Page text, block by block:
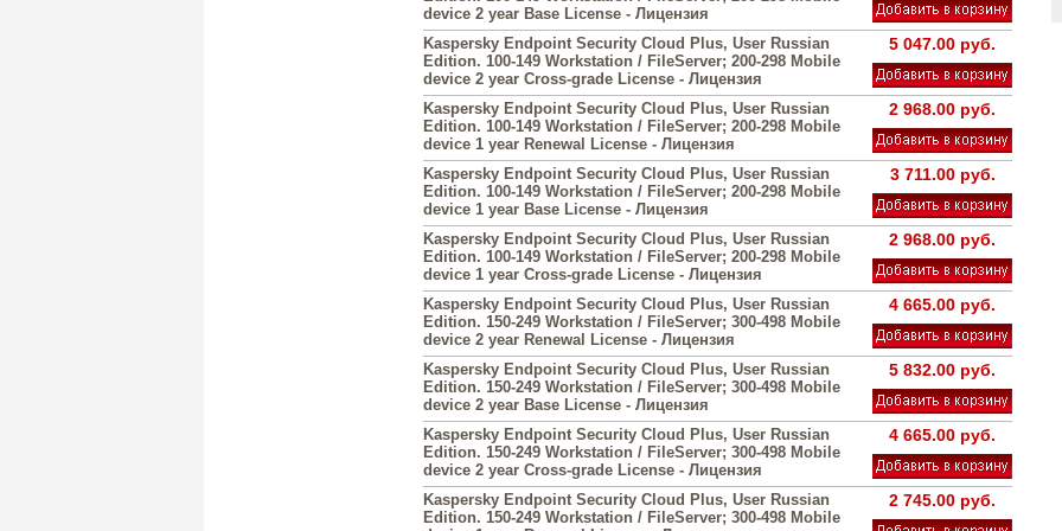
device 2 year Base License - Лицензия
Kaspersky Endpoint Security Cloud Plus, User Russian
Edition. 100-149 Workstation / FileServer; 200-298 Mobile
device 2 year Cross-grade License - Лицензия
5 047.00 руб.
Kaspersky Endpoint Security Cloud Plus, User Russian
Edition. 100-149 Workstation / FileServer; 200-298 Mobile
device 1 year Renewal License - Лицензия
2 968.00 руб.
Kaspersky Endpoint Security Cloud Plus, User Russian
Edition. 100-149 Workstation / FileServer; 200-298 Mobile
device 1 year Base License - Лицензия
3 711.00 руб.
Kaspersky Endpoint Security Cloud Plus, User Russian
Edition. 100-149 Workstation / FileServer; 200-298 Mobile
device 1 year Cross-grade License - Лицензия
2 968.00 руб.
Kaspersky Endpoint Security Cloud Plus, User Russian
Edition. 150-249 Workstation / FileServer; 300-498 Mobile
device 2 year Renewal License - Лицензия
4 665.00 руб.
Kaspersky Endpoint Security Cloud Plus, User Russian
Edition. 150-249 Workstation / FileServer; 300-498 Mobile
device 2 year Base License - Лицензия
5 832.00 руб.
Kaspersky Endpoint Security Cloud Plus, User Russian
Edition. 150-249 Workstation / FileServer; 300-498 Mobile
device 2 year Cross-grade License - Лицензия
4 665.00 руб.
Kaspersky Endpoint Security Cloud Plus, User Russian
Edition. 150-249 Workstation / FileServer; 300-498 Mobile
2 745.00 руб.